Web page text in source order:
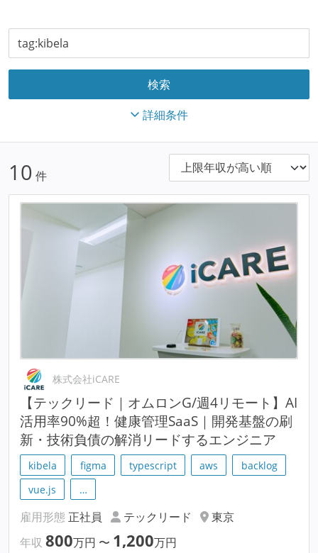
詳細条件
10 件
株式会社iCARE
【テックリード｜オムロンG/週4リモート】AI
活用率90%超！健康管理SaaS｜開発基盤の刷
新・技術負債の解消リードするエンジニア
kibela figma typescript aws
backlog
vue.js
…
雇用形態 正社員 テックリード
東京
年収 800万円 〜 1,200万円